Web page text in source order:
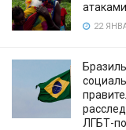
атаками
22
ЛГБТ-